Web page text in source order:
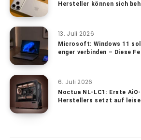
Hersteller können sich
13. Juli 2026
Microsoft: Windows 11
enger verbinden – Diese
6. Juli 2026
Noctua NL-LC1: Erste
Herstellers setzt auf